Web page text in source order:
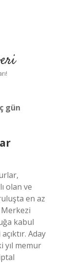
gün
olan ve
en az
kabul
Aday
yıl memur